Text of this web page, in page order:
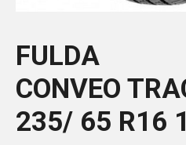
FULDA
CONVEO
235/ 65 R16